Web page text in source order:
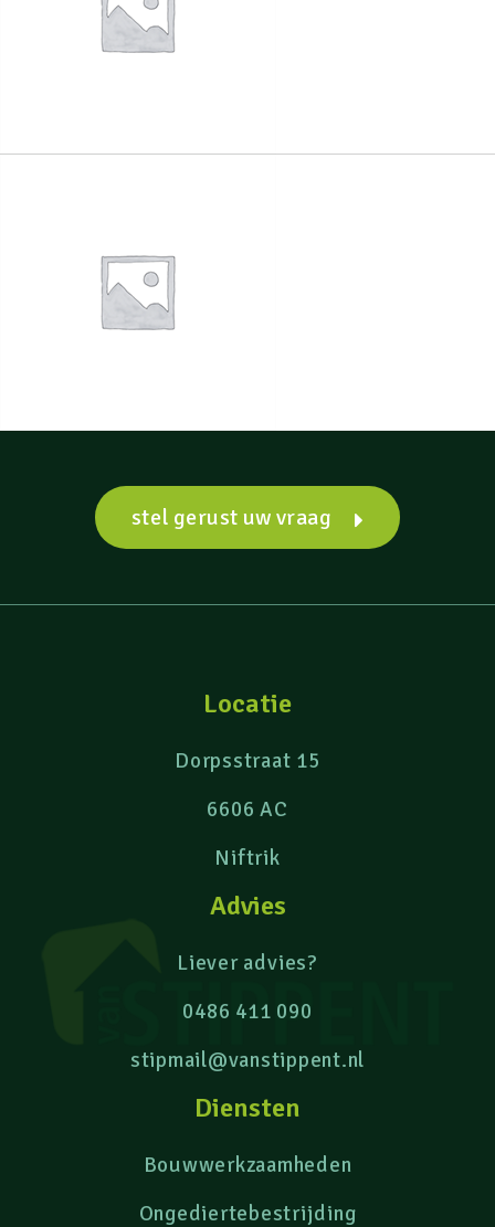
stel gerust uw vraag
Locatie
Dorpsstraat 15
6606 AC
Niftrik
Advies
Liever advies?
0486 411 090
stipmail@vanstippent.nl
Diensten
Bouwwerkzaamheden
Ongediertebestrijding